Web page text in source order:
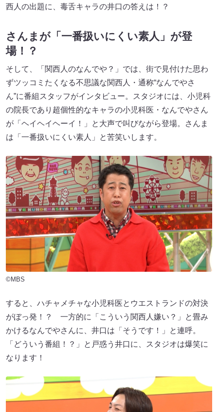
西人の出題に、毒舌キャラの井口の答えは！？
さんまが「一番扱いにくい素人」が登
場！？
そして、「関西人のなんでや？」では、街で見付けた思わ
ずツッコミたくなる不思議な関西人・通称“なんでやさ
ん”に番組スタッフがインタビュー。スタジオには、小児科
の院長であり超個性的なキャラの小児科医・なんでやさん
が「ヘイヘイヘーイ！」と大声で叫びながら登場。さんま
は「一番扱いにくい素人」と苦笑いします。
©MBS
すると、ハチャメチャな小児科医とウエストランドの対決
がぼっ発！？ 一方的に「こういう関西人嫌い？」と畳み
かけるなんでやさんに、井口は「そうです！」と連呼。
「どういう番組！？」と戸惑う井口に、スタジオは爆笑に
なります！